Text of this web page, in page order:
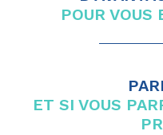
POUR VOUS
ET SI VOUS